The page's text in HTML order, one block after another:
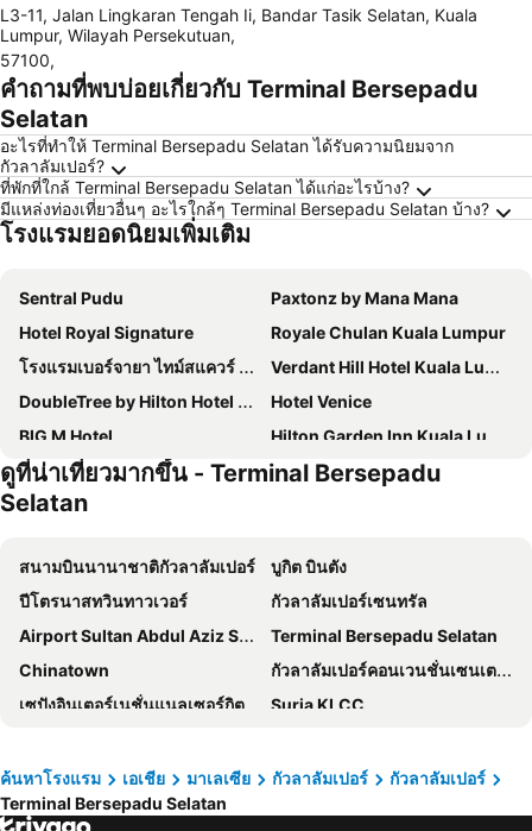
L3-11, Jalan Lingkaran Tengah Ii, Bandar Tasik Selatan, Kuala
Lumpur, Wilayah Persekutuan,
57100,
คำถามที่พบบ่อยเกี่ยวกับ Terminal Bersepadu
Selatan
อะไรที่ทำให้ Terminal Bersepadu Selatan ได้รับความนิยมจาก
กัวลาลัมเปอร์?
ที่พักที่ใกล้ Terminal Bersepadu Selatan ได้แก่อะไรบ้าง?
มีแหล่งท่องเที่ยวอื่นๆ อะไรใกล้ๆ Terminal Bersepadu Selatan บ้าง?
โรงแรมยอดนิยมเพิ่มเติม
Sentral Pudu
Paxtonz by Mana Mana
Hotel Royal Signature
Royale Chulan Kuala Lumpur
โรงแรมเบอร์จายา ไทม์สแควร์ กัวลาลัมเปอร์
Verdant Hill Hotel Kuala Lumpur
DoubleTree by Hilton Hotel Kuala Lumpur
Hotel Venice
BIG M Hotel
Hilton Garden Inn Kuala Lumpur Jalan Tuanku Abdul Rahman South
โรงแรมเจดับบลิว แมริออท กัวลาลัมเปอร์
Concorde Hotel Kuala Lumpur
โรงแรมเทรดเดอร์ กัวลาลัมเปอร์
MPalace Hotel KL
Rain Forest Hotel
WP Hotel
MOV Hotel Kuala Lumpur
Hotel Transit Kuala Lumpur
Cubic Botanical Premium Suites @ Bangsar South
เดอะริทซ์-คาร์ลตัน กัวลาลัมเปอร์
Sunway Putra Hotel Kuala Lumpur
Grand Hyatt Kuala Lumpur
Wyndham Suites KLCC
Santa Grand Signature Kuala Lumpur
The Westin Kuala Lumpur
Hotel Westree KL Sentral
Imperial Lexis Kuala Lumpur
ดูที่น่าเที่ยวมากขึ้น - Terminal Bersepadu
Selatan
สนามบินนานาชาติกัวลาลัมเปอร์
บูกิต บินตัง
ปีโตรนาสทวินทาวเวอร์
กัวลาลัมเปอร์เซนทรัล
Airport Sultan Abdul Aziz Shah
Terminal Bersepadu Selatan
Chinatown
กัวลาลัมเปอร์คอนเวนชั่นเซนเตอร์
เซปังอินเตอร์เนชั่นแนลเซอร์กิต
Suria KLCC
KLIA Ekspres
Masjid Jamek
Mid Valley Megamall
ค้นหาโรงแรม เอเชีย มาเลเซีย กัวลาลัมเปอร์
กัวลาลัมเปอร์
Terminal Bersepadu Selatan